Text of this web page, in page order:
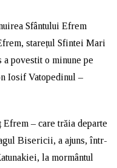
Sfântului Efrem
starețul Sfintei Mari
povestit o minune pe
Iosif Vatopedinul –
– care trăia departe
Bisericii, a ajuns, într-
la mormântul